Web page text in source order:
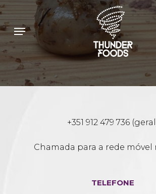
Skip
main
content
Menu
+351 912 479 736
Chamada para a rede móvel
TELEFONE